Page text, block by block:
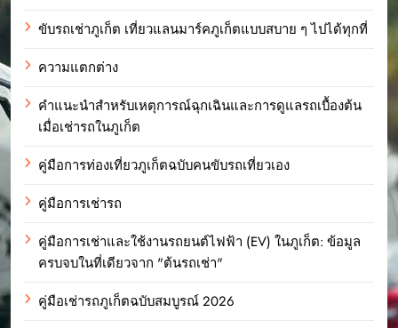
ขับรถเช่าภูเก็ต เที่ยวแลนมาร์คภูเก็ตแบบสบาย ๆ ไปได้ทุกที่
ความแตกต่าง
คำแนะนำสำหรับเหตุการณ์ฉุกเฉินและการดูแลรถเบื้องต้น
เมื่อเช่ารถในภูเก็ต
คู่มือการท่องเที่ยวภูเก็ตฉบับคนขับรถเที่ยวเอง
คู่มือการเช่ารถ
คู่มือการเช่าและใช้งานรถยนต์ไฟฟ้า (EV) ในภูเก็ต: ข้อมูล
ครบจบในที่เดียวจาก "ต้นรถเช่า"
คู่มือเช่ารถภูเก็ตฉบับสมบูรณ์ 2026